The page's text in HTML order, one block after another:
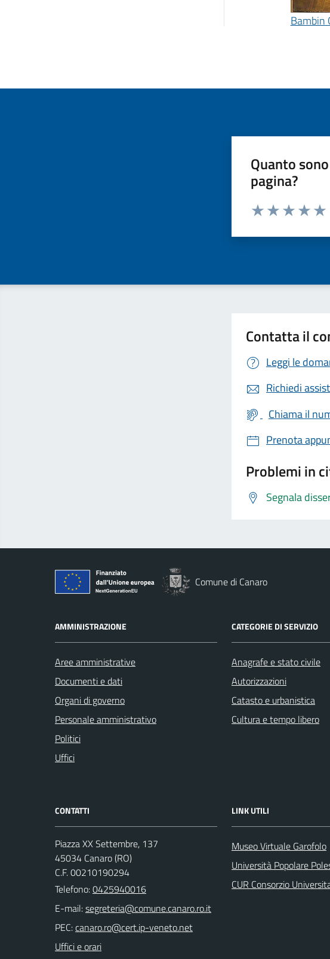
Bambin
Quanto
pagina?
Valuta da 1 a 5 stelle la
Contatta il
Leggi le
Richiedi
Chiama il
Prenota
Problemi in
Segnala
Comune di Canaro
AMMINISTRAZIONE
Aree amministrative
Documenti e dati
Organi di governo
Personale amministrativo
Politici
Uffici
CATEGORIE DI SERVIZIO
Anagrafe e stato civile
Autorizzazioni
Catasto e urbanistica
Cultura e tempo libero
CONTATTI
Piazza XX Settembre, 137
45034 Canaro (RO)
C.F. 00210190294
Telefono:0425940016
E-mail:
PEC:
Uffici e orari
LINK UTILI
Museo Virtuale Garofolo
Università Popolare
CUR Consorzio